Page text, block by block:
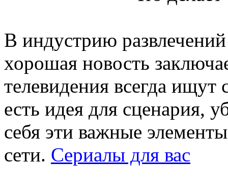
В индустрию
хорошая новость
телевидения всегда
есть идея для сценария,
себя эти важные
сети. Сериалы для вас